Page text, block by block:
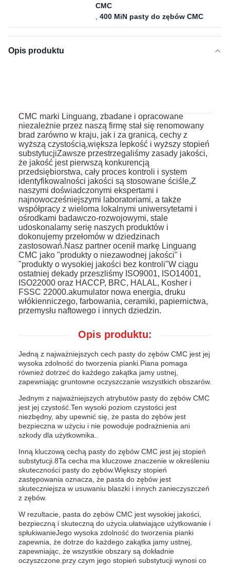
CMC
400 MiN pasty do zębów CMC
Opis produktu
CMC marki Linguang, zbadane i opracowane
niezależnie przez naszą firmę stał się renomowany
brad zarówno w kraju, jak i za granicą, cechy z
wyższą czystością,większa lepkość i wyższy stopień
substytucjiZawsze przestrzegaliśmy zasady jakości,
że jakość jest pierwszą konkurencją
przedsiębiorstwa, cały proces kontroli i system
identyfikowalności jakości są stosowane ściśle,Z
naszymi doświadczonymi ekspertami i
najnowocześniejszymi laboratoriami, a także
współpracy z wieloma lokalnymi uniwersytetami i
ośrodkami badawczo-rozwojowymi, stale
udoskonalamy serię naszych produktów i
dokonujemy przełomów w dziedzinach
zastosowań.Nasz partner ocenił markę Linguang
CMC jako "produkty o niezawodnej jakości" i
"produkty o wysokiej jakości bez kontroli"W ciągu
ostatniej dekady przeszliśmy ISO9001, ISO14001,
ISO22000 oraz HACCP, BRC, HALAL, Kosher i
FSSC 22000.akumulator nowa energia, druku
włókienniczego, farbowania, ceramiki, papiernictwa,
przemysłu naftowego i innych dziedzin.
Opis produktu:
Jedną z najważniejszych cech pasty do zębów CMC jest jej
wysoka zdolność do tworzenia pianki.Piana pomaga
również dotrzeć do każdego zakątka jamy ustnej,
zapewniając gruntowne oczyszczanie wszystkich obszarów.
Jednym z najważniejszych atrybutów pasty do zębów CMC
jest jej czystość.Ten wysoki poziom czystości jest
niezbędny, aby upewnić się, że pasta do zębów jest
bezpieczna w użyciu i nie powoduje podrażnienia ani
szkody dla użytkownika..
Inną kluczową cechą pasty do zębów CMC jest jej stopień
substytucji.8Ta cecha ma kluczowe znaczenie w określeniu
skuteczności pasty do zębów.Większy stopień
zastępowania oznacza, że pasta do zębów jest
skuteczniejsza w usuwaniu blaszki i innych zanieczyszczeń
z zębów.
W rezultacie, pasta do zębów CMC jest wysokiej jakości,
bezpieczną i skuteczną do użycia.ułatwiające użytkowanie i
spłukiwanieJego wysoka zdolność do tworzenia pianki
zapewnia, że dotrze do każdego zakątka jamy ustnej,
zapewniając, że wszystkie obszary są dokładnie
oczyszczone.przy czym jego stopień substytucji wynosi co